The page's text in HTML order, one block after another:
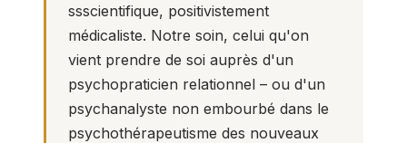
ssscientifique, positivistement
médicaliste. Notre soin, celui qu'on
vient prendre de soi auprès d'un
psychopraticien relationnel – ou d'un
psychanalyste non embourbé dans le
psychothérapeutisme des nouveaux